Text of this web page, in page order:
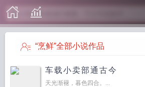
“烹鲜”全部小说作品
车载小卖部通古今
天光渐褪，暮色四合。...